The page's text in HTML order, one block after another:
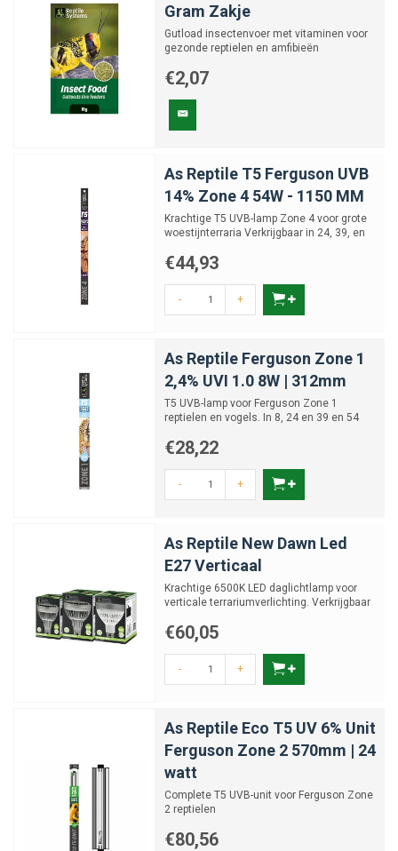
Gram Zakje
Gutload insectenvoer met vitaminen voor
gezonde reptielen en amfibieën
€2,07
As Reptile T5 Ferguson UVB
14% Zone 4 54W - 1150 MM
Krachtige T5 UVB-lamp Zone 4 voor grote
woestijnterraria Verkrijgbaar in 24, 39, en
€44,93
- +
As Reptile Ferguson Zone 1
2,4% UVI 1.0 8W | 312mm
T5 UVB-lamp voor Ferguson Zone 1
reptielen en vogels. In 8, 24 en 39 en 54
€28,22
- +
As Reptile New Dawn Led
E27 Verticaal
Krachtige 6500K LED daglichtlamp voor
verticale terrariumverlichting. Verkrijgbaar
€60,05
- +
As Reptile Eco T5 UV 6% Unit
Ferguson Zone 2 570mm | 24
watt
Complete T5 UVB-unit voor Ferguson Zone
2 reptielen
€80,56